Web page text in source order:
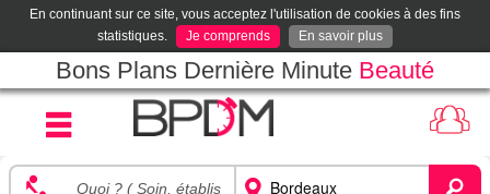
En continuant sur ce site, vous acceptez l'utilisation de cookies à des fins
statistiques.
Je comprends En savoir plus
Bons Plans Dernière Minute Beauté